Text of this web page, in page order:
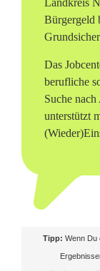
N
Landkreis
Bürgergeld
Das
berufliche
Suche
unterstützt
Tipp: Wenn Du